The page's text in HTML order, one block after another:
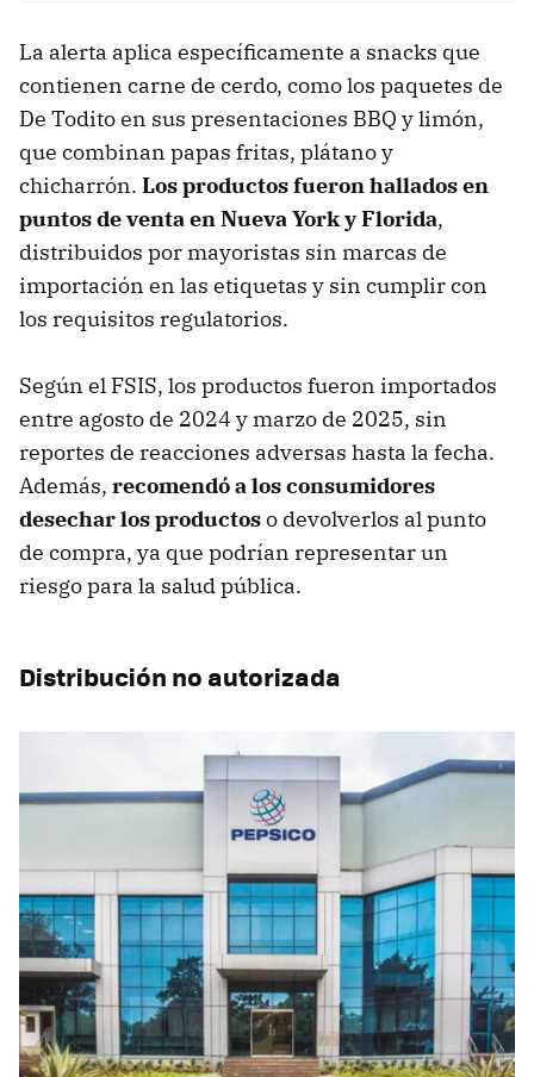
La alerta aplica específicamente a snacks que
contienen carne de cerdo, como los paquetes de
De Todito en sus presentaciones BBQ y limón,
que combinan papas fritas, plátano y
chicharrón. Los productos fueron hallados en
puntos de venta en Nueva York y Florida,
distribuidos por mayoristas sin marcas de
importación en las etiquetas y sin cumplir con
los requisitos regulatorios.
Según el FSIS, los productos fueron importados
entre agosto de 2024 y marzo de 2025, sin
reportes de reacciones adversas hasta la fecha.
Además, recomendó a los consumidores
desechar los productoso devolverlos al punto
de compra, ya que podrían representar un
riesgo para la salud pública.
Distribución no autorizada